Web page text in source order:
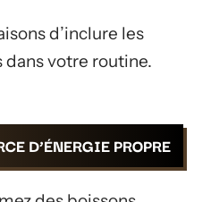
d’inclure les
dans votre routine.
D’ÉNERGIE PROPRE